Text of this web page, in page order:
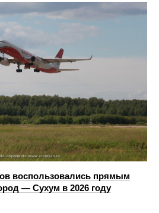
воспользовались прямым
— Сухум в 2026 году